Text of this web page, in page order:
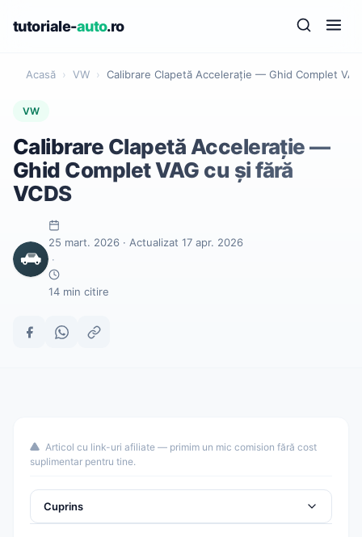
tutoriale-auto.ro
Acasă › VW › Calibrare Clapetă Accelerație — Ghid Complet
VW
Calibrare Clapetă Accelerație —
Ghid Complet VAG cu și fără
VCDS
25 mart. 2026 · Actualizat 17 apr. 2026
·
14 min citire
Articol cu link-uri afiliate — primim un mic comision fără cost
suplimentar pentru tine.
Cuprins